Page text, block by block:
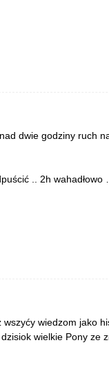
dwie godziny ruch
.. 2h wahadłowo
wiedzom jako
wielkie Pony ze